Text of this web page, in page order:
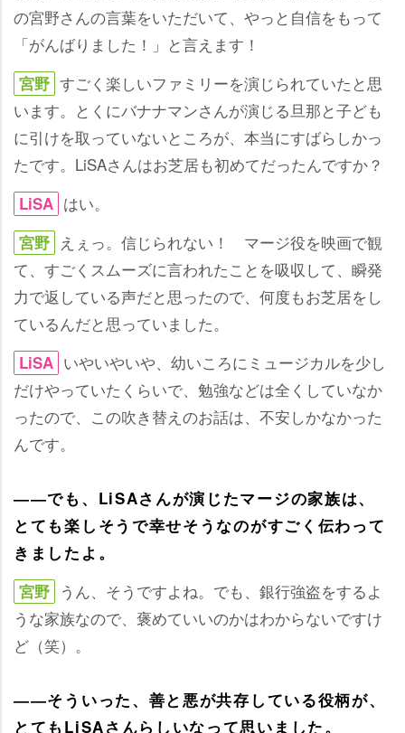
の宮野さんの言葉をいただいて、やっと自信をもって
「がんばりました！」と言えます！
宮野 すごく楽しいファミリーを演じられていたと思
います。とくにバナナマンさんが演じる旦那と子ども
に引けを取っていないところが、本当にすばらしかっ
たです。LiSAさんはお芝居も初めてだったんですか？
LiSA はい。
宮野 えぇっ。信じられない！ マージ役を映画で観
て、すごくスムーズに言われたことを吸収して、瞬発
力で返している声だと思ったので、何度もお芝居をし
ているんだと思っていました。
LiSA いやいやいや、幼いころにミュージカルを少し
だけやっていたくらいで、勉強などは全くしていなか
ったので、この吹き替えのお話は、不安しかなかった
んです。
――でも、LiSAさんが演じたマージの家族は、
とても楽しそうで幸せそうなのがすごく伝わって
きましたよ。
宮野 うん、そうですよね。でも、銀行強盗をするよ
うな家族なので、褒めていいのかはわからないですけ
ど（笑）。
――そういった、善と悪が共存している役柄が、
とてもLiSAさんらしいなって思いました。